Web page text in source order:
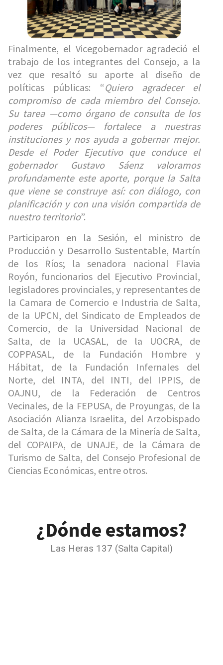
Finalmente, el Vicegobernador agradeció el
trabajo de los integrantes del Consejo, a la
vez que resaltó su aporte al diseño de
políticas públicas: “Quiero agradecer el
compromiso de cada miembro del Consejo.
Su tarea —como órgano de consulta de los
poderes públicos— fortalece a nuestras
instituciones y nos ayuda a gobernar mejor.
Desde el Poder Ejecutivo que conduce el
gobernador Gustavo Sáenz valoramos
profundamente este aporte, porque la Salta
que viene se construye así: con diálogo, con
planificación y con una visión compartida de
nuestro territorio”.
Participaron en la Sesión, el ministro de
Producción y Desarrollo Sustentable, Martín
de los Ríos; la senadora nacional Flavia
Royón, funcionarios del Ejecutivo Provincial,
legisladores provinciales, y representantes de
la Camara de Comercio e Industria de Salta,
de la UPCN, del Sindicato de Empleados de
Comercio, de la Universidad Nacional de
Salta, de la UCASAL, de la UOCRA, de
COPPASAL, de la Fundación Hombre y
Hábitat, de la Fundación Infernales del
Norte, del INTA, del INTI, del IPPIS, de
OAJNU, de la Federación de Centros
Vecinales, de la FEPUSA, de Proyungas, de la
Asociación Alianza Israelita, del Arzobispado
de Salta, de la Cámara de la Minería de Salta,
del COPAIPA, de UNAJE, de la Cámara de
Turismo de Salta, del Consejo Profesional de
Ciencias Económicas, entre otros.
¿Dónde estamos?
Las Heras 137 (Salta Capital)